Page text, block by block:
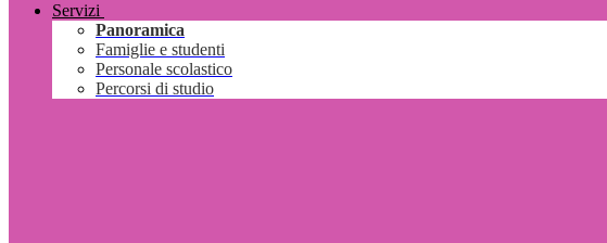
Servizi
Panoramica
Famiglie e studenti
Personale scolastico
Percorsi di studio